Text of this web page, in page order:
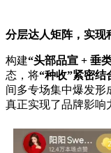
分层达人矩阵，实现
构建“头部品宣 + 垂
态，将“种收”紧密结
间多专场集中爆发形
真正实现了品牌影响